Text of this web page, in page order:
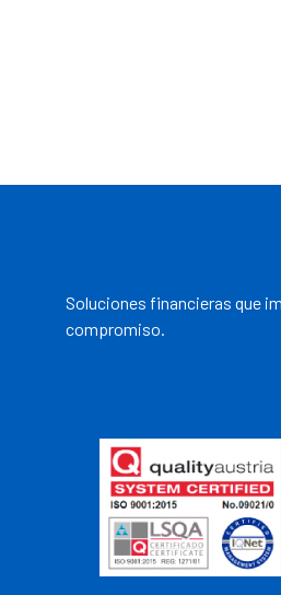
Soluciones financieras que
compromiso.